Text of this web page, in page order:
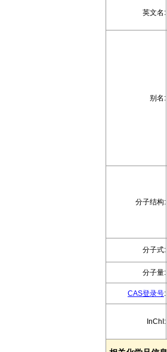
英文名:
别名:
分子结构:
分子式:
分子量:
CAS登录号:
InChI: